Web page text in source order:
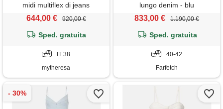
midi multiflex di jeans
644,00 € 920,00 €
Sped. gratuita
IT 38
mytheresa
lungo denim - blu
833,00 € 1.190,00 €
Sped. gratuita
40-42
Farfetch